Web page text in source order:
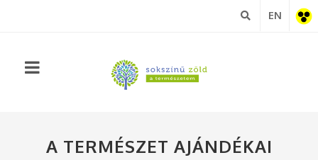
EN
A TERMÉSZET AJÁNDÉKAI